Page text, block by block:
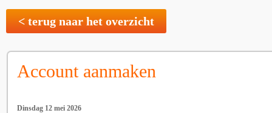
< terug naar het overzicht
Account aanmaken
Dinsdag 12 mei 2026